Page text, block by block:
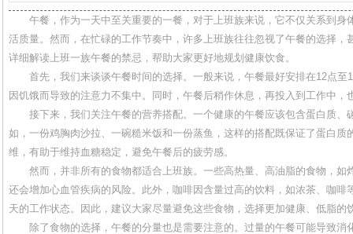
午餐，作为一天中至关重要的一餐，对于上班族来说，它不仅关系到身
活质量。然而，在忙碌的工作节奏中，许多上班族往往忽视了午餐的选择，
详细解读上班一族午餐的禁忌，帮助大家更好地规划健康饮食。
首先，我们来谈谈午餐时间的选择。一般来说，午餐最好安排在12点
因饥饿而导致的注意力不集中。同时，午餐后稍作休息，再投入到工作中，
接下来，我们关注午餐的营养搭配。一个健康的午餐应该包含蛋白质、
如，一份鸡胸肉沙拉、一碗糙米饭和一份蒸鱼，这样的搭配既保证了蛋白质
维，有助于维持血糖稳定，避免午餐后的疲劳感。
然而，并非所有的食物都适合上班族。一些高热量、高油脂的食物，如
还会增加心血管疾病的风险。此外，咖啡因含量过高的饮料，如浓茶、咖啡
天的工作状态。因此，建议大家尽量避免这些食物，选择更加健康、低脂的
除了食物的选择，午餐的分量也是需要注意的。过量的午餐可能导致消